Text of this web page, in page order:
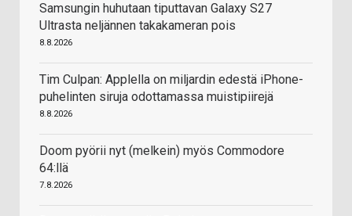
Samsungin huhutaan tiputtavan Galaxy S27
Ultrasta neljännen takakameran pois
8.8.2026
Tim Culpan: Applella on miljardin edestä iPhone-
puhelinten siruja odottamassa muistipiirejä
8.8.2026
Doom pyörii nyt (melkein) myös Commodore
64:llä
7.8.2026